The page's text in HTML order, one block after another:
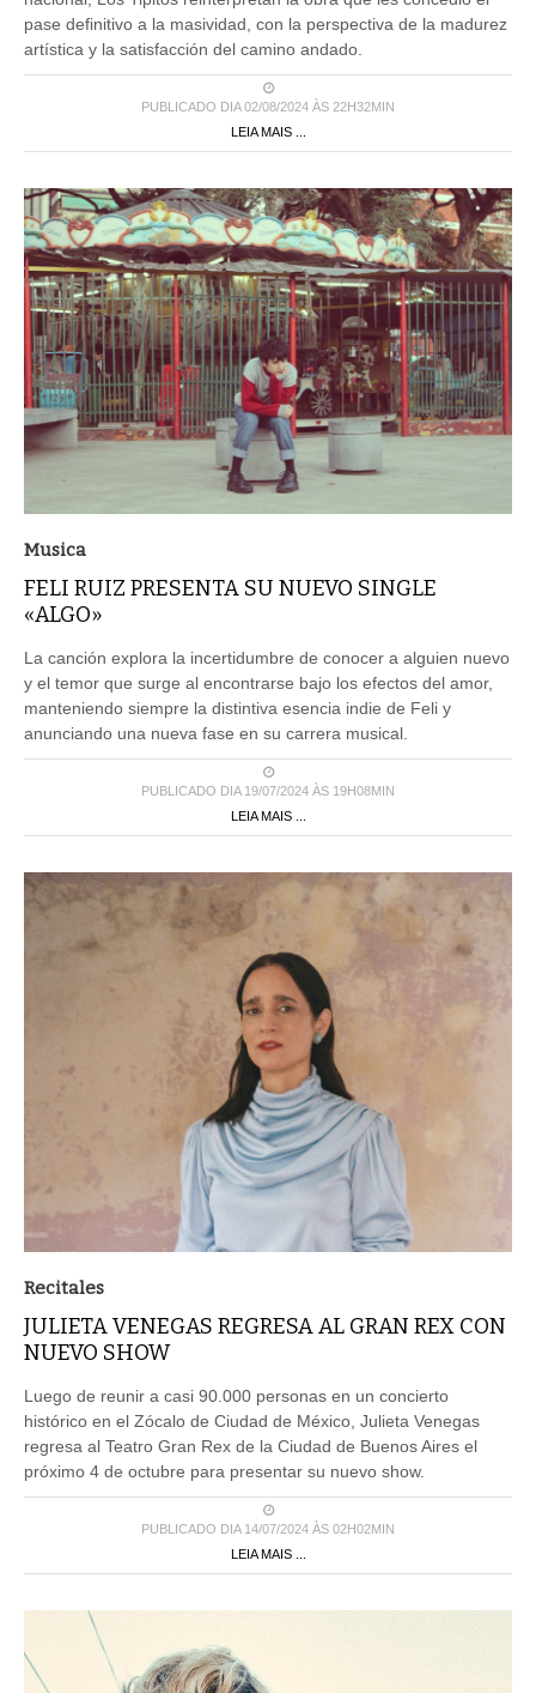
pase definitivo a la masividad, con la perspectiva de la madurez
artística y la satisfacción del camino andado.
PUBLICADO DIA 02/08/2024 ÀS 22H32MIN
LEIA MAIS ...
Musica
FELI RUIZ PRESENTA SU NUEVO SINGLE
«ALGO»
La canción explora la incertidumbre de conocer a alguien nuevo
y el temor que surge al encontrarse bajo los efectos del amor,
manteniendo siempre la distintiva esencia indie de Feli y
anunciando una nueva fase en su carrera musical.
PUBLICADO DIA 19/07/2024 ÀS 19H08MIN
LEIA MAIS ...
Recitales
JULIETA VENEGAS REGRESA AL GRAN REX CON
NUEVO SHOW
Luego de reunir a casi 90.000 personas en un concierto
histórico en el Zócalo de Ciudad de México, Julieta Venegas
regresa al Teatro Gran Rex de la Ciudad de Buenos Aires el
próximo 4 de octubre para presentar su nuevo show.
PUBLICADO DIA 14/07/2024 ÀS 02H02MIN
LEIA MAIS ...